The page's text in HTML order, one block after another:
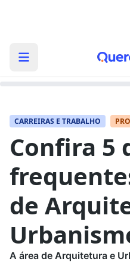
CARREIRAS E TRABALHO
Confira 5
de
A área de Arquitetura e